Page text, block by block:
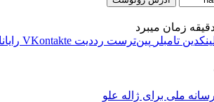
‫تامبلر ‫پین‌ترست ‫رددیت ‫VKontakte